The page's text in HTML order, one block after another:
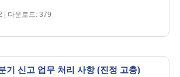
| 다운로드: 379
기 신고 업무 처리 사항 (진정 고충)